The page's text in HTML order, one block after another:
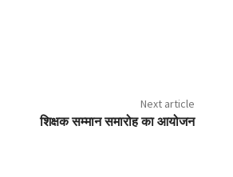
Next article
शिक्षक सम्मान समारोह का आयोजन